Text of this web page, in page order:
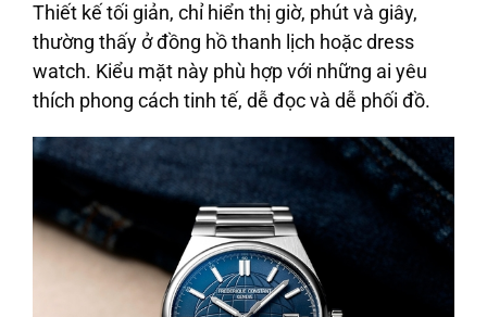
Thiết kế tối giản, chỉ hiển thị giờ, phút và giây,
thường thấy ở đồng hồ thanh lịch hoặc dress
watch. Kiểu mặt này phù hợp với những ai yêu
thích phong cách tinh tế, dễ đọc và dễ phối đồ.